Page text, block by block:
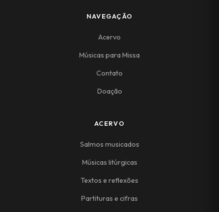
NAVEGAÇÃO
Acervo
Músicas para Missa
Contato
Doação
ACERVO
Salmos musicados
Músicas litúrgicas
Textos e reflexões
Partituras e cifras